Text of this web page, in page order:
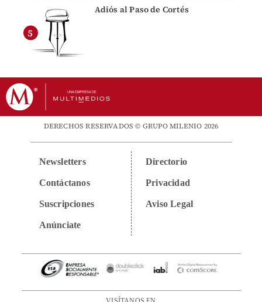
Adiós al Paso de Cortés
DERECHOS RESERVADOS © GRUPO MILENIO 2026
Newsletters
Contáctanos
Suscripciones
Anúnciate
Directorio
Privacidad
Aviso Legal